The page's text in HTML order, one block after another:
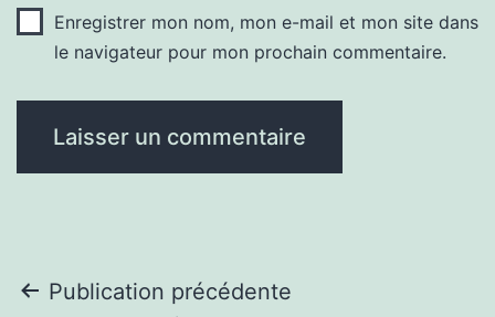
Enregistrer mon nom, mon e-mail et mon site dans
le navigateur pour mon prochain commentaire.
Navigation
Publication précédente